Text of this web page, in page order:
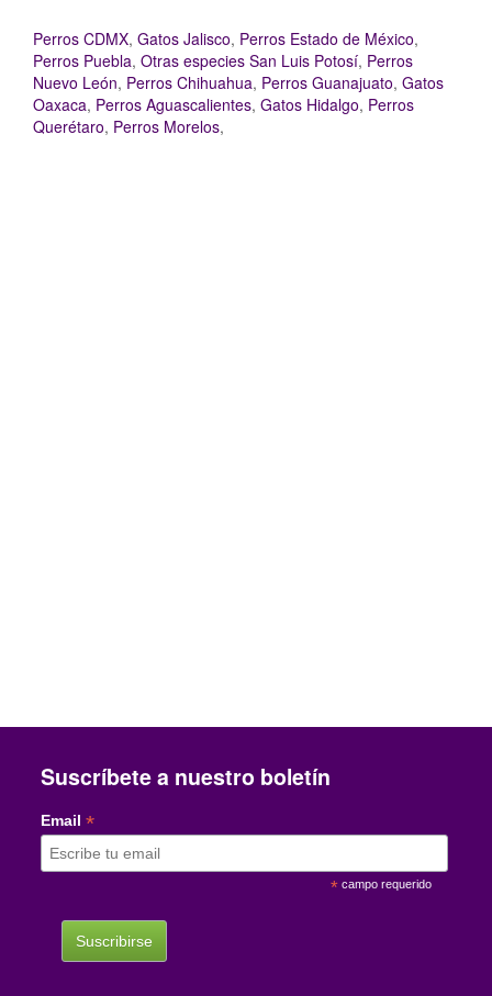
Perros CDMX, Gatos Jalisco, Perros Estado de México,
Perros Puebla, Otras especies San Luis Potosí, Perros
Nuevo León, Perros Chihuahua, Perros Guanajuato, Gatos
Oaxaca, Perros Aguascalientes, Gatos Hidalgo, Perros
Querétaro, Perros Morelos,
Suscríbete a nuestro boletín
Email *
*campo requerido